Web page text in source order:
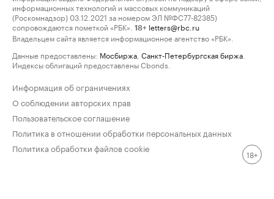
информационных технологий и массовых коммуникаций
(Роскомнадзор) 03.12.2021 за номером ЭЛ №ФС77-82385)
сопровождаются пометкой «РБК».
18+ letters@rbc.ru
Владельцем сайта является информационное агентство «РБК».
Данные предоставлены: Мосбиржа Санкт-Петербургская биржа
Индексы облигаций предоставлены Cbonds.
Информация об ограничениях
О соблюдении авторских прав
Пользовательское соглашение
Политика в отношении обработки персональных данных
Политика обработки файлов cookie
18+